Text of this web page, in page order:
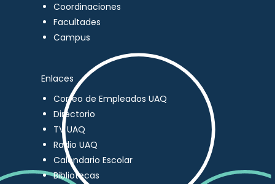
Coordinaciones
Facultades
Campus
Enlaces
Correo de Empleados UAQ
Directorio
TV UAQ
Radio UAQ
Calendario Escolar
Bibliotecas